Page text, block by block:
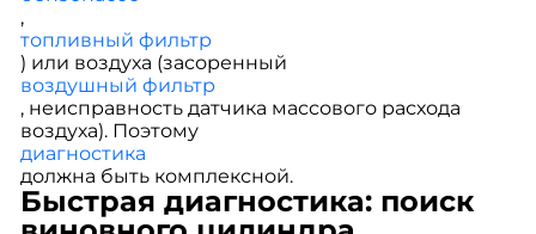
,
топливный фильтр
) или воздуха (засоренный
воздушный фильтр
, неисправность датчика массового расхода
воздуха). Поэтому
диагностика
должна быть комплексной.
Быстрая диагностика: поиск